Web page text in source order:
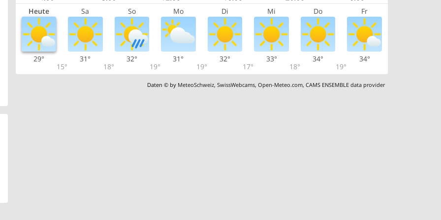
Heute Sa So Mo Di Mi Do Fr
29°
15°
31°
18°
32°
19°
31°
19°
32°
17°
33°
18°
34°
19°
34°
Daten © by MeteoSchweiz,SwissWebcams,Open-Meteo.com,CAMS ENSEMBLE data provider